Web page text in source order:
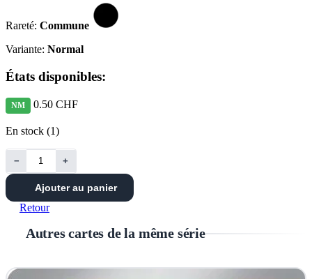
Rareté: Commune
Variante: Normal
États disponibles:
NM 0.50 CHF
En stock (1)
− +
Ajouter au panier
Retour
Autres cartes de la même série